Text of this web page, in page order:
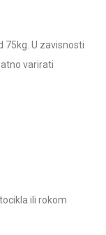
75kg. U zavisnosti
varirati
ili rokom